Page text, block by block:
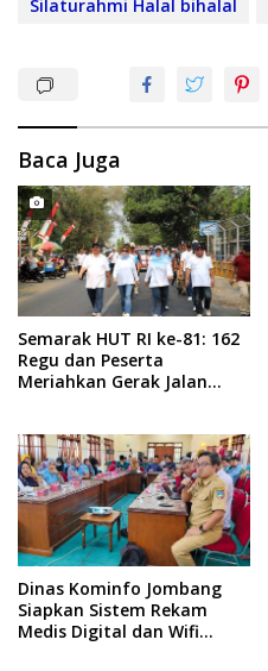
Silaturahmi Halal bihalal
Baca Juga
Semarak HUT RI ke-81: 162
Regu dan Peserta
Meriahkan Gerak Jalan
Dinas Kominfo Jombang
Siapkan Sistem Rekam
Medis Digital dan Wifi